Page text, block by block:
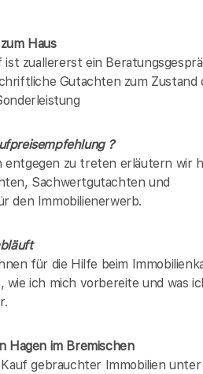
Haus
ist zuallererst ein
Gutachten zum Zustand
?
entgegen zu treten erläutern wir
Sachwertgutachten und
den Immobilienerwerb.
für die Hilfe beim
wie ich mich vorbereite und was
Hagen im Bremischen
Kauf gebrauchter Immobilien